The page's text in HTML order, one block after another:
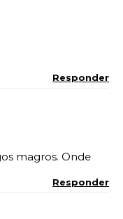
Responder
magros. Onde
Responder